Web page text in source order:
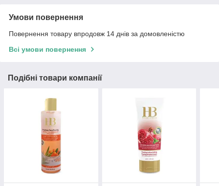
Умови повернення
Повернення товару впродовж 14 днів за домовленістю
Всі умови повернення
Подібні товари компанії